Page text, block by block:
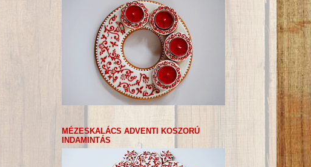
MÉZESKALÁCS ADVENTI KOSZORÚ
INDAMINTÁS